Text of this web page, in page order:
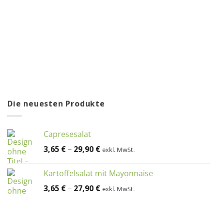
Die neuesten Produkte
Capresesalat
3,65 €– 29,90 € exkl. MwSt.
Kartoffelsalat mit Mayonnaise
3,65 €– 27,90 € exkl. MwSt.